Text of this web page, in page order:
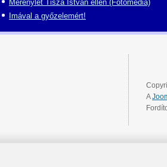
Merénylet Tisza István ellen (Fotómédia)
Imával a győzelemért!
A